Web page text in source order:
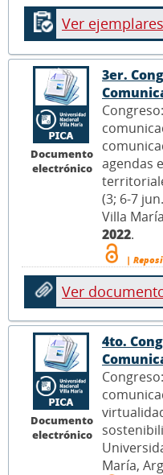
Ver ejemplares
Documento
electrónico
3er.
agendas
(3; 6-7
Villa
2022.
|
Ver
Documento
electrónico
4to.
María,